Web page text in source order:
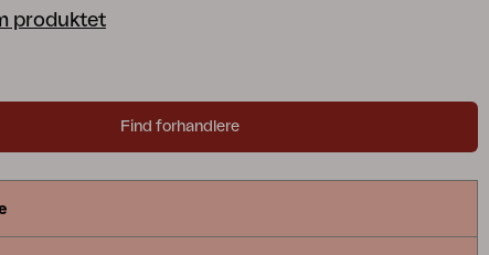
fäller du ihop stolen med ett enkelt handgrepp,
produktet
Find forhandlere